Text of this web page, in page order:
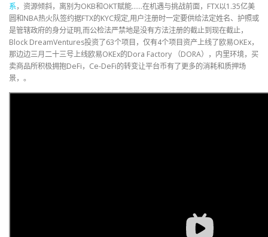
系，资源倾斜，离别为OKB和OKT赋能……在机遇与挑战前面，FTX以1.35亿美
圆和NBA热火队签约据FTX的KYC规定,用户注册时一定要供给法定姓名、护照或
是管辖政府的身分证明,而公检法严禁地是没有方法注册的截止到现在截止，
Block DreamVentures投资了63个项目，仅有4个项目资产上线了欧易OKEx，
那边边三月二十三号上线欧易OKEx的Dora Factory （DORA），内里环境，买
卖商品所积极拥抱DeFi，Ce-DeFi的转变让平台币有了更多的消耗和质押场
景，。